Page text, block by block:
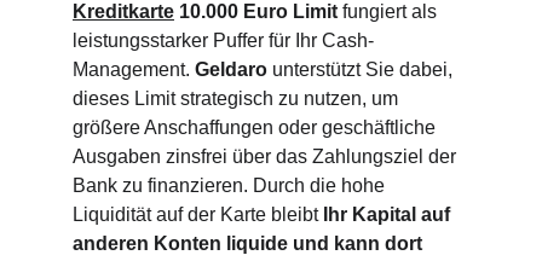
Kreditkarte 10.000 Euro Limit fungiert als
leistungsstarker Puffer für Ihr Cash-
Management. Geldaro unterstützt Sie dabei,
dieses Limit strategisch zu nutzen, um
größere Anschaffungen oder geschäftliche
Ausgaben zinsfrei über das Zahlungsziel der
Bank zu finanzieren. Durch die hohe
Liquidität auf der Karte bleibt Ihr Kapital auf
anderen Konten liquide und kann dort